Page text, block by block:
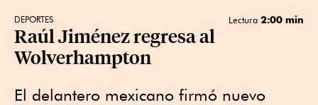
DEPORTES Lectura 2:00 min
Raúl Jiménez regresa al
Wolverhampton
El delantero mexicano firmó nuevo